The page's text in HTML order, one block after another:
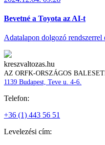
Bevetné a Toyota az AI-t
Adatalapon dolgozó rendszerrel
kreszvaltozas.hu
AZ ORFK-ORSZÁGOS
1139 Budapest, Teve u. 4-6.
Telefon:
+36 (1) 443 56 51
Levelezési cím: